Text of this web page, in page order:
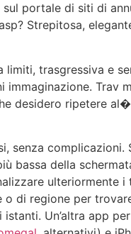
portale di siti di
Strepitosa,
trasgressiva e
Trav
desidero ripetere
senza
bassa della
ulteriormente
di regione per
Un’altra app